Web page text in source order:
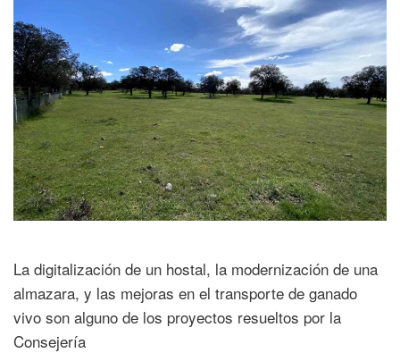
La digitalización de un hostal, la modernización de una
almazara, y las mejoras en el transporte de ganado
vivo son alguno de los proyectos resueltos por la
Consejería